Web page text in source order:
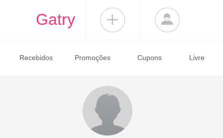
Gatry
Recebidos Promoções Cupons Livre